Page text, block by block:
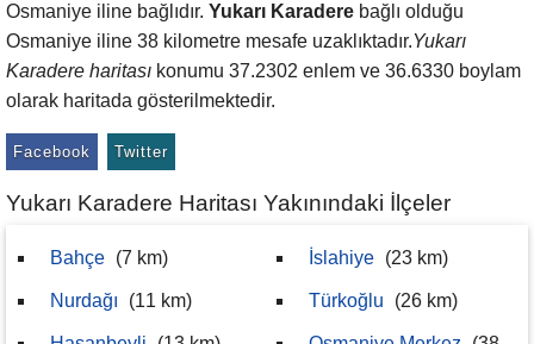
Osmaniye iline bağlıdır. Yukarı Karadere bağlı olduğu
Osmaniye iline 38 kilometre mesafe uzaklıktadır.Yukarı
Karadere haritası konumu 37.2302 enlem ve 36.6330 boylam
olarak haritada gösterilmektedir.
Facebook Twitter
Yukarı Karadere Haritası Yakınındaki İlçeler
Bahçe (7 km)
Nurdağı (11 km)
İslahiye (23 km)
Türkoğlu (26 km)